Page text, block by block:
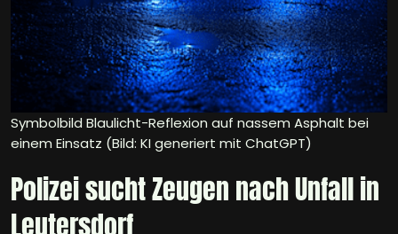
Symbolbild Blaulicht-Reflexion auf nassem Asphalt bei
einem Einsatz (Bild: KI generiert mit ChatGPT)
Polizei sucht Zeugen nach Unfall in
Leutersdorf